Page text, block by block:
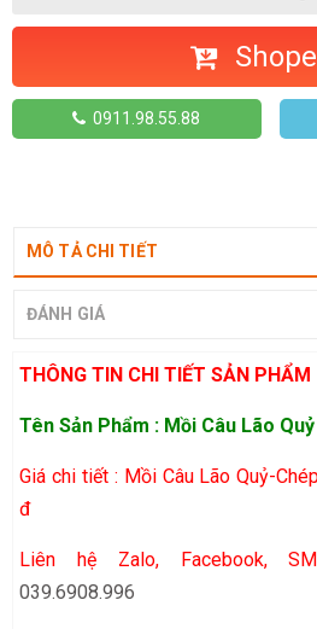
0911.98.55.88
MÔ TẢ CHI TIẾT
ĐÁNH GIÁ
THÔNG TIN CHI TIẾT SẢN PHẨM
Tên Sản Phẩm : Mồi Câu Lão
Giá chi tiết : Mồi Câu Lão Quỷ-
đ
Liên hệ Zalo, Facebook,
039.6908.996